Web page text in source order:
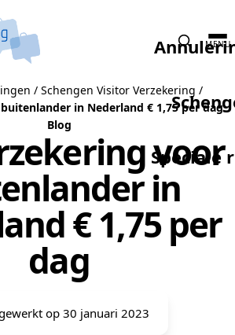
Speciale
MENU
/ Schengen Visitor Verzekering /
in Nederland € 1,75 per dag
Blog
voor
in
€ 1,75 per
dag
op 30 januari 2023